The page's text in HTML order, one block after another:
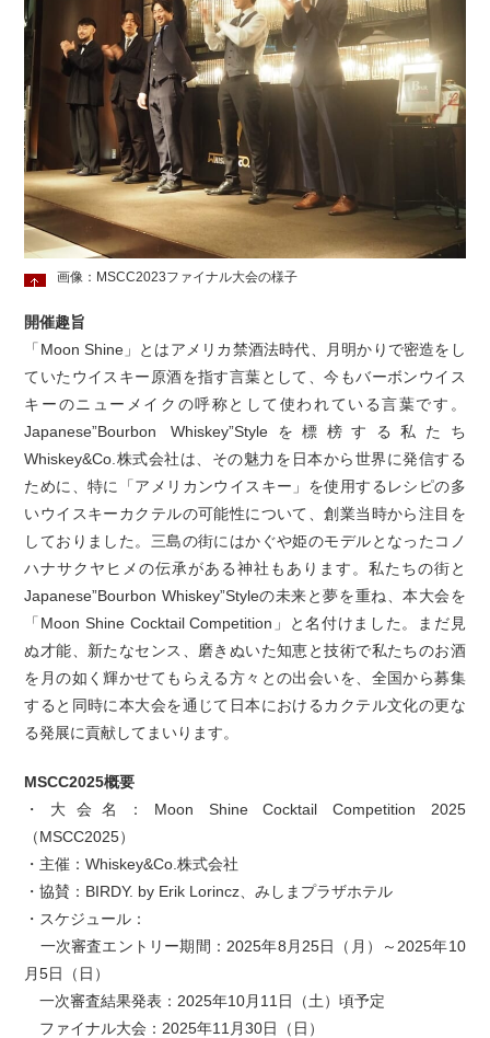
画像：MSCC2023ファイナル大会の様子
開催趣旨
「Moon Shine」とはアメリカ禁酒法時代、月明かりで密造をし
ていたウイスキー原酒を指す言葉として、今もバーボンウイス
キーのニューメイクの呼称として使われている言葉です。
Japanese”Bourbon Whiskey”Styleを標榜する私たち
Whiskey&Co.株式会社は、その魅力を日本から世界に発信する
ために、特に「アメリカンウイスキー」を使用するレシピの多
いウイスキーカクテルの可能性について、創業当時から注目を
しておりました。三島の街にはかぐや姫のモデルとなったコノ
ハナサクヤヒメの伝承がある神社もあります。私たちの街と
Japanese”Bourbon Whiskey”Styleの未来と夢を重ね、本大会を
「Moon Shine Cocktail Competition」と名付けました。まだ見
ぬ才能、新たなセンス、磨きぬいた知恵と技術で私たちのお酒
を月の如く輝かせてもらえる方々との出会いを、全国から募集
すると同時に本大会を通じて日本におけるカクテル文化の更な
る発展に貢献してまいります。
MSCC2025概要
・大会名：Moon Shine Cocktail Competition 2025
（MSCC2025）
・主催：Whiskey&Co.株式会社
・協賛：BIRDY. by Erik Lorincz、みしまプラザホテル
・スケジュール：
一次審査エントリー期間：2025年8月25日（月）～2025年10
月5日（日）
一次審査結果発表：2025年10月11日（土）頃予定
ファイナル大会：2025年11月30日（日）